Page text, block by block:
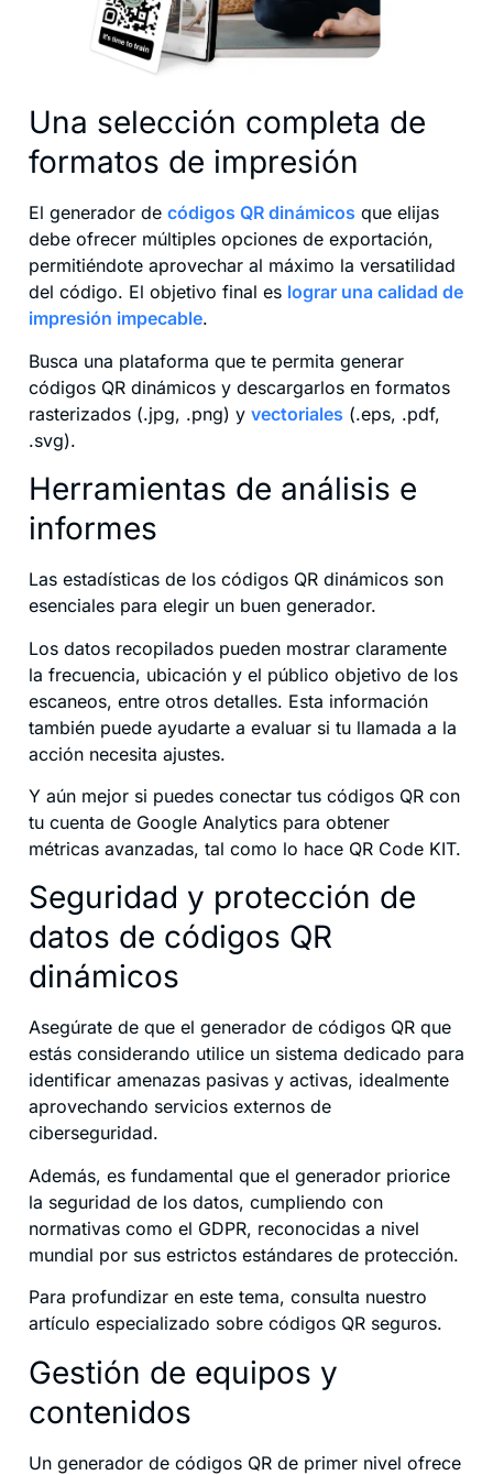
Una selección completa de
formatos de impresión
El generador de códigos QR dinámicos que elijas
debe ofrecer múltiples opciones de exportación,
permitiéndote aprovechar al máximo la versatilidad
del código. El objetivo final es lograr una calidad de
impresión impecable.
Busca una plataforma que te permita generar
códigos QR dinámicos y descargarlos en formatos
rasterizados (.jpg, .png) y vectoriales (.eps, .pdf,
.svg).
Herramientas de análisis e
informes
Las estadísticas de los códigos QR dinámicos son
esenciales para elegir un buen generador.
Los datos recopilados pueden mostrar claramente
la frecuencia, ubicación y el público objetivo de los
escaneos, entre otros detalles. Esta información
también puede ayudarte a evaluar si tu llamada a la
acción necesita ajustes.
Y aún mejor si puedes conectar tus códigos QR con
tu cuenta de Google Analytics para obtener
métricas avanzadas, tal como lo hace QR Code KIT.
Seguridad y protección de
datos de códigos QR
dinámicos
Asegúrate de que el generador de códigos QR que
estás considerando utilice un sistema dedicado para
identificar amenazas pasivas y activas, idealmente
aprovechando servicios externos de
ciberseguridad.
Además, es fundamental que el generador priorice
la seguridad de los datos, cumpliendo con
normativas como el GDPR, reconocidas a nivel
mundial por sus estrictos estándares de protección.
Para profundizar en este tema, consulta nuestro
artículo especializado sobre códigos QR seguros.
Gestión de equipos y
contenidos
Un generador de códigos QR de primer nivel ofrece